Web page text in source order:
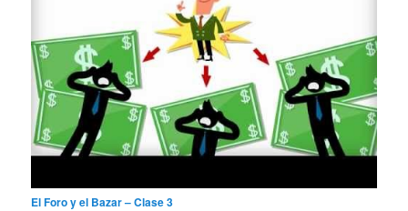
El Foro y el Bazar – Clase 3